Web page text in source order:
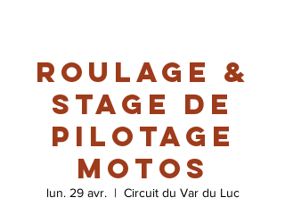
Roulage &
stage de
pilotage
motos
lun. 29 avr.
  |
Circuit du Var du Luc